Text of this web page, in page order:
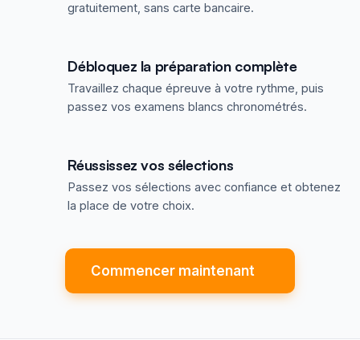
gratuitement, sans carte bancaire.
Débloquez la préparation complète
Travaillez chaque épreuve à votre rythme, puis
passez vos examens blancs chronométrés.
Réussissez vos sélections
Passez vos sélections avec confiance et obtenez
la place de votre choix.
Commencer maintenant